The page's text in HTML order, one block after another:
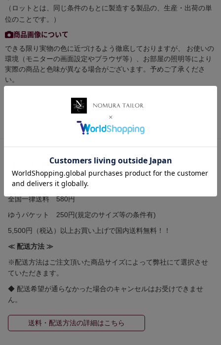
（ロットとは、同じ条件のもとに製造する製品の、生産・出荷の単
位のことです。）
商品画像について
できる限り実物の色に近づけるよう徹底しておりますが、 お使いの
環境（モニターの画面設定やブラウザ等）、お部屋の照明等により
実際の商品と色味が異なる場合がございます。予めご了承くださ
い。
税抜き50円以下の商品はポイント付与対象外となります。
【 送料・配送方法について 】
≪ 送料 ≫
全国一律送料 580円
ゆうパケット 250円(規定のサイズ等の条件有)
5,500円（税込）以上お買い上げで国内送料無料！！
≪ 配送方法 ≫
※配送方法はご注文頂いた商品サイズによって弊社にて選択させ
ていただきます。
◆ 配送希望が通らなかった場合のキャンセルはお受けできませ
ん。
送料・配送方法の詳細はこちら